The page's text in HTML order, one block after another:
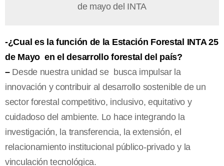
de mayo del INTA
-¿Cual es la función de la Estación Forestal INTA 25
de Mayo en el desarrollo forestal del país?
–Desde nuestra unidad se busca impulsar la
innovación y contribuir al desarrollo sostenible de un
sector forestal competitivo, inclusivo, equitativo y
cuidadoso del ambiente. Lo hace integrando la
investigación, la transferencia, la extensión, el
relacionamiento institucional público-privado y la
vinculación tecnológica.